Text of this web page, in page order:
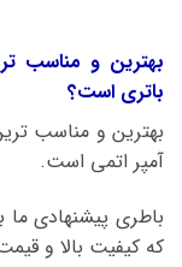
بهترین و مناسب
باتری است؟
آمپر اتمی است.
که کیفیت بالا و